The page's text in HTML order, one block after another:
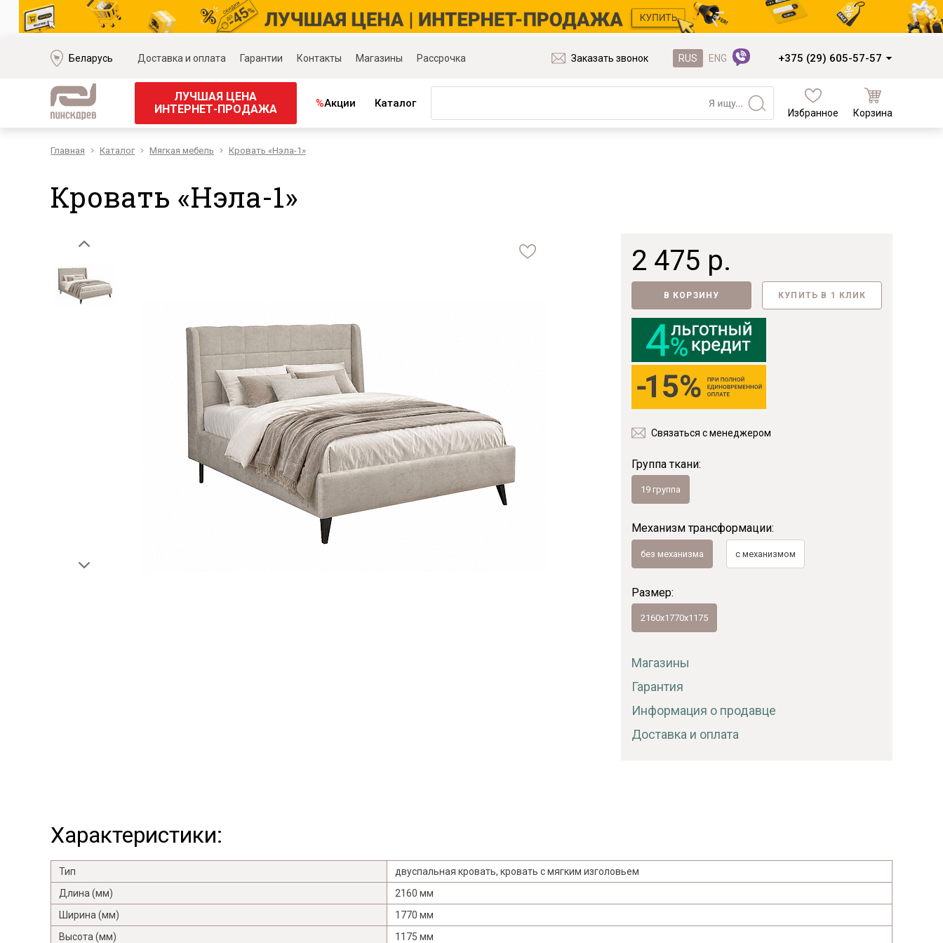
Беларусь Доставка и оплата Гарантии Контакты Магазины Рассрочка Заказать звонок RUS ENG +375 (29) 605-57-57
ЛУЧШАЯ ЦЕНА
ИНТЕРНЕТ-ПРОДАЖА
%Акции Каталог
Мягкая мебель
Модульные диваны
Диваны «Премиум»
Кожаные диваны
Угловые диваны
Прямые диваны
Кресла
Корпусная мебель
Наборы для спальни
Столы
Стулья
Зеркала, полки, вешалки, подставки
Подушки
образцов
Наполнение кухонь
Деревообработка
Фанера
Мебельный щит
Пиломатериалы
Гнутоклееные детали
Топливные брикеты
Щепа древесная
Новинки
Комнаты
Избранное Корзина
Главная Каталог Мягкая мебель Кровать «Нэла-1»
Кровать «Нэла-1»
2 475 р.
В КОРЗИНУ КУПИТЬ В 1 КЛИК
Связаться с менеджером
Группа ткани:
19 группа
Механизм трансформации:
без механизма с механизмом
Размер:
2160х1770х1175
Магазины
Гарантия
Информация о продавце
Доставка и оплата
Характеристики:
Тип двуспальная кровать, кровать с мягким изголовьем
Длина (мм)
2160 мм
Ширина (мм)
1770 мм
Высота (мм)
1175 мм